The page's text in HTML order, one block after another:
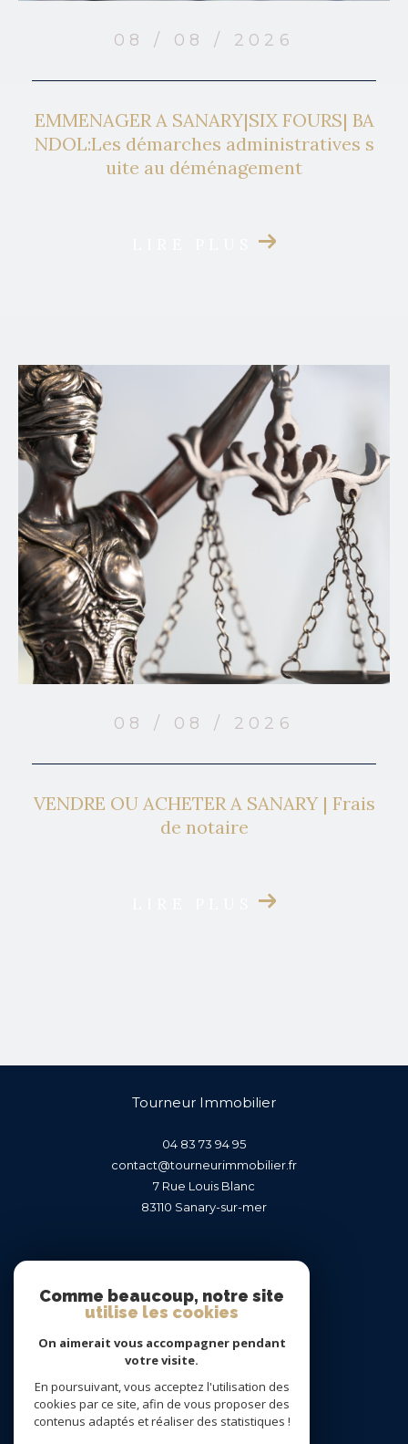
08 / 08 / 2026
EMMENAGER A SANARY|SIX FOURS| BA
NDOL:Les démarches administratives s
uite au déménagement
08 / 08 / 2026
VENDRE OU ACHETER A SANARY | Frais
de notaire
Tourneur Immobilier
04 83 73 94 95
contact@tourneurimmobilier.fr
7 Rue Louis Blanc
83110
sanary-sur-mer
Adhérents
Comme beaucoup, notre site
utilise les cookies
On aimerait vous accompagner pendant
votre visite.
En poursuivant, vous acceptez l'utilisation des
cookies par ce site, afin de vous proposer des
contenus adaptés et réaliser des statistiques !